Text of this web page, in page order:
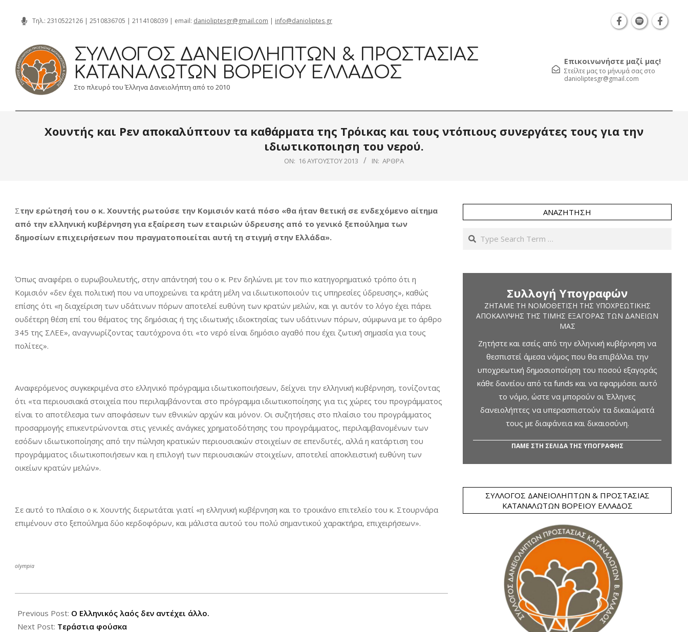
content
Τηλ.: 2310522126 | 2510836705 | 2114108039 | email: danioliptesgr@gmail.com | info@danioliptes.gr
ΣΎΛΛΟΓΟΣ ΔΑΝΕΙΟΛΗΠΤΏΝ & ΠΡΟΣΤΑΣΊΑΣ
ΚΑΤΑΝΑΛΩΤΏΝ ΒΟΡΕΊΟΥ ΕΛΛΆΔΟΣ
Στο πλευρό του Έλληνα Δανειολήπτη από το 2010
Επικοινωνήστε μαζί μας!
Στείλτε μας το μήνυμά σας στο
danioliptesgr@gmail.com
Χουντής και Ρεν αποκαλύπτουν τα καθάρματα της Τρόικας και τους ντόπιους συνεργάτες τους για την
ιδιωτικοποιηση του νερού.
ON: 16 ΑΥΓΟΎΣΤΟΥ 2013 IN: ΆΡΘΡΑ
Στην ερώτησή του ο κ. Χουντής ρωτούσε την Κομισιόν κατά πόσο «θα ήταν θετική σε ενδεχόμενο αίτημα
από την ελληνική κυβέρνηση για εξαίρεση των εταιριών ύδρευσης από το γενικό ξεπούλημα των
δημοσίων επιχειρήσεων που πραγματοποιείται αυτή τη στιγμή στην Ελλάδα».
Όπως αναφέρει ο ευρωβουλευτής, στην απάντησή του ο κ. Ρεν δηλώνει με τον πιο κατηγορηματικό τρόπο ότι η
Κομισιόν «δεν έχει πολιτική που να υποχρεώνει τα κράτη μέλη να ιδιωτικοποιούν τις υπηρεσίες ύδρευσης», καθώς
επίσης ότι «η διαχείριση των υδάτινων πόρων αποτελεί ευθύνη των κρατών μελών, και γι αυτόν το λόγο έχει πάρει
ουδέτερη θέση επί του θέματος της δημόσιας ή της ιδιωτικής ιδιοκτησίας των υδάτινων πόρων, σύμφωνα με το άρθρο
345 της ΣΛΕΕ», αναγνωρίζοντας ταυτόχρονα ότι «το νερό είναι δημόσιο αγαθό που έχει ζωτική σημασία για τους
πολίτες».
Αναφερόμενος συγκεκριμένα στο ελληνικό πρόγραμμα ιδιωτικοποιήσεων, δείχνει την ελληνική κυβέρνηση, τονίζοντας
ότι «τα περιουσιακά στοιχεία που περιλαμβάνονται στο πρόγραμμα ιδιωτικοποίησης για τις χώρες του προγράμματος
είναι το αποτέλεσμα των αποφάσεων των εθνικών αρχών και μόνον. Οι συζητήσεις στο πλαίσιο του προγράμματος
προσαρμογής επικεντρώνονται στις γενικές ανάγκες χρηματοδότησης του προγράμματος, περιλαμβανομένων των
εσόδων ιδιωτικοποίησης από την πώληση κρατικών περιουσιακών στοιχείων σε επενδυτές, αλλά η κατάρτιση του
προγράμματος ιδιωτικοποιήσεων και η επιλογή των περιουσιακών στοιχείων, αποτελεί αποκλειστική ευθύνη των
οικείων κρατών μελών».
Σε αυτό το πλαίσιο ο κ. Χουντής διερωτάται γιατί «η ελληνική κυβέρνηση και το τροικάνο επιτελείο του κ. Στουρνάρα
επιμένουν στο ξεπούλημα δύο κερδοφόρων, και μάλιστα αυτού του πολύ σημαντικού χαρακτήρα, επιχειρήσεων».
olympia
08-
16
Previous Post: Ο Ελληνικός λαός δεν αντέχει άλλο.
Next Post: Τεράστια φούσκα
ΑΝΑΖΉΤΗΣΗ
Search
Συλλογή Υπογραφών
ΖΗΤΆΜΕ ΤΗ ΝΟΜΟΘΈΤΙΣΗ ΤΗΣ ΥΠΟΧΡΕΩΤΙΚΉΣ
ΑΠΟΚΆΛΥΨΗΣ ΤΗΣ ΤΙΜΉΣ ΕΞΑΓΟΡΆΣ ΤΩΝ ΔΑΝΕΊΩΝ
ΜΑΣ
Ζητήστε και εσείς από την ελληνική κυβέρνηση να
θεσπιστεί άμεσα νόμος που θα επιβάλλει την
υποχρεωτική δημοσιοποίηση του ποσού εξαγοράς
κάθε δανείου από τα funds και να εφαρμόσει αυτό
το νόμο, ώστε να μπορούν οι Έλληνες
δανειολήπτες να υπερασπιστούν τα δικαιώματά
τους με διαφάνεια και δικαιοσύνη.
ΠΑΜΕ ΣΤΗ ΣΕΛΙΔΑ ΤΗΣ ΥΠΟΓΡΑΦΗΣ
ΣΎΛΛΟΓΟΣ ΔΑΝΕΙΟΛΗΠΤΏΝ & ΠΡΟΣΤΑΣΊΑΣ
ΚΑΤΑΝΑΛΩΤΏΝ ΒΟΡΕΊΟΥ ΕΛΛΆΔΟΣ